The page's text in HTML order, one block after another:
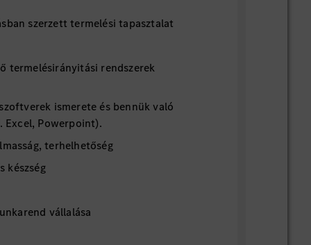
szerzett termelési tapasztalat
termelésirányitási rendszerek
ismerete és bennük való
Excel, Powerpoint).
terhelhetőség
készség
vállalása